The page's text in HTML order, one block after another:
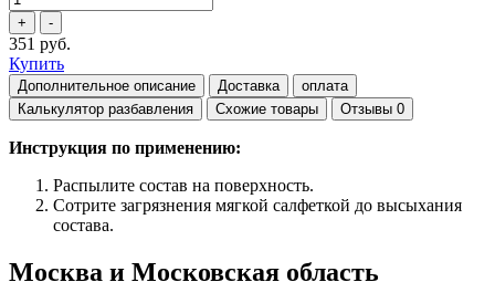
351 руб.
Купить
Дополнительное описание Доставка
оплата
Калькулятор разбавления
Схожие товары Отзывы 0
Инструкция по применению:
Распылите состав на поверхность.
Сотрите загрязнения мягкой салфеткой до высыхания
состава.
Москва и Московская область